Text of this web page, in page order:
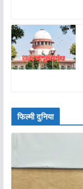
फिल्मी दुनिया